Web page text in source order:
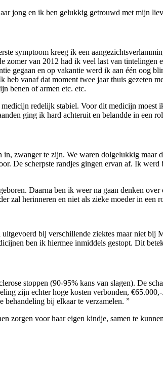
jong en ik ben gelukkig getrouwd met mijn
symptoom kreeg ik een
zomer van 2012 had ik veel last van
gegaan en op vakantie werd ik aan één
heb vanaf dat moment twee jaar thuis gezeten
benen of armen etc. etc.
redelijk stabiel. Voor dit medicijn
ging ik hard achteruit en belandde in een
zwanger te zijn. We waren dolgelukkig maar
De scherpste randjes gingen ervan af. Ik
Daarna ben ik weer na gaan denken
zal herinneren en niet als zieke moeder in een
bij verschillende ziektes maar niet
ben ik hiermee inmiddels gestopt. Dit
stoppen (90-95% kans van slagen). De
zijn echter hoge kosten verbonden,
behandeling bij elkaar te verzamelen. ”
zorgen voor haar eigen kindje, samen te